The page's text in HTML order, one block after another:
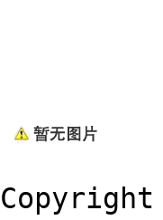
Copyright